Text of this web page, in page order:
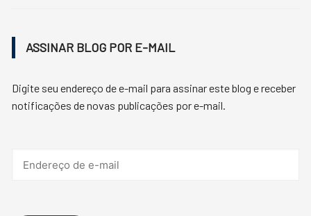
ASSINAR BLOG POR E-MAIL
Digite seu endereço de e-mail para assinar este blog e receber
notificações de novas publicações por e-mail.